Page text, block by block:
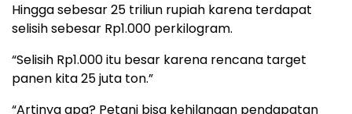
Hingga sebesar 25 triliun rupiah karena terdapat
selisih sebesar Rp1.000 perkilogram.
“Selisih Rp1.000 itu besar karena rencana target
panen kita 25 juta ton.”
“Artinya apa? Petani bisa kehilangan pendapatan